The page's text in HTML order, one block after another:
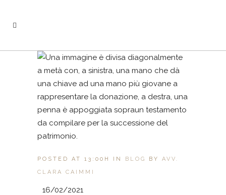
POSTED AT 13:00H IN BLOG BY AVV.
CLARA CAIMMI
16/02/2021